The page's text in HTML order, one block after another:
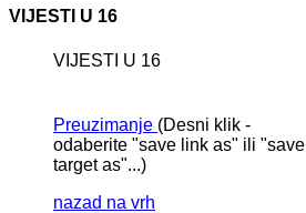
VIJESTI U 16
VIJESTI U 16
Preuzimanje (Desni klik -
odaberite "save link as" ili "save
target as"...)
nazad na vrh